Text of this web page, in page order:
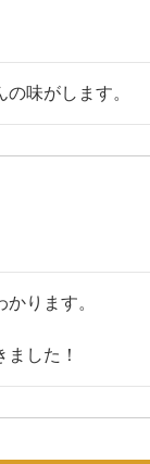
味がします。
ります。
した！